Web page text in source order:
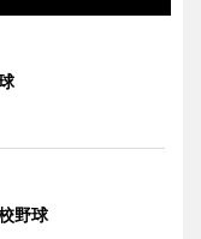
野球